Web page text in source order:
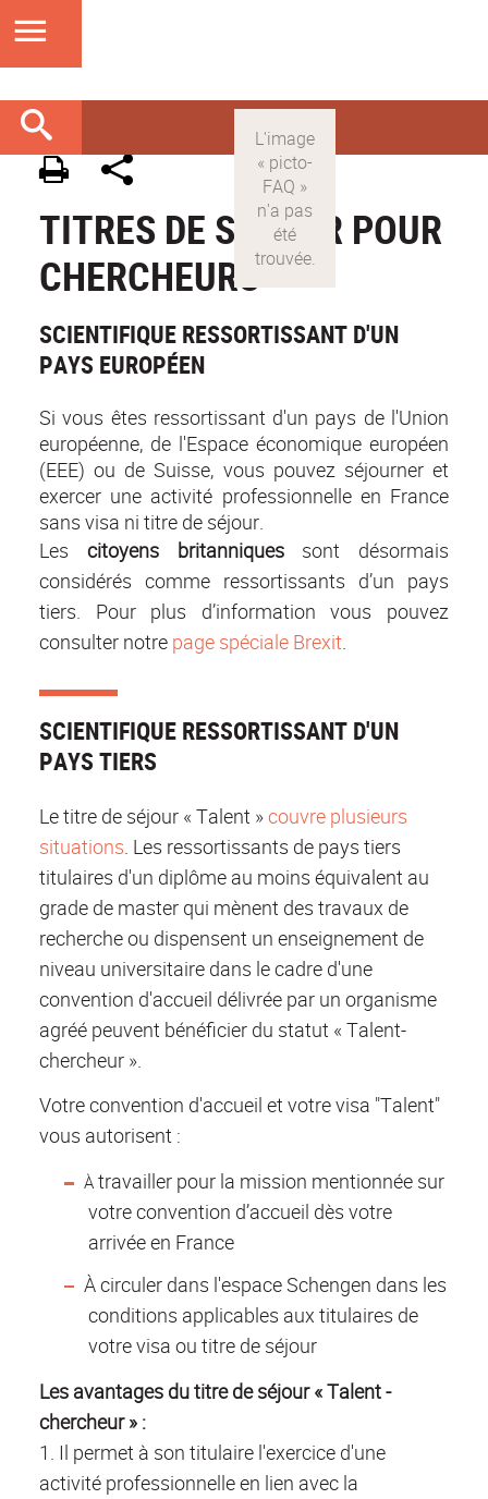
TITRES DE SÉJOUR POUR
CHERCHEURS
SCIENTIFIQUE RESSORTISSANT D'UN
PAYS EUROPÉEN
Si vous êtes ressortissant d'un pays de l'Union
européenne, de l'Espace économique européen
(EEE) ou de Suisse, vous pouvez séjourner et
exercer une activité professionnelle en France
sans visa ni titre de séjour.
Les citoyens britanniquessont désormais
considérés comme ressortissants d’un pays
tiers. Pour plus d’information vous pouvez
consulter notre page spéciale Brexit.
SCIENTIFIQUE RESSORTISSANT D'UN
PAYS TIERS
Le titre de séjour « Talent »couvre plusieurs
situations. Les ressortissants de pays tiers
titulaires d'un diplôme au moins équivalent au
grade de master qui mènent des travaux de
recherche ou dispensent un enseignement de
niveau universitaire dans le cadre d'une
convention d'accueil délivrée par un organisme
agréé peuvent bénéficier du statut « Talent-
chercheur ».
Votre convention d'accueil et votre visa "Talent"
vous autorisent :
Àtravailler pour la mission mentionnée sur
votre convention d’accueil dès votre
arrivée en France
À circuler dans l'espace Schengen dans les
conditions applicables aux titulaires de
votre visa ou titre de séjour
Les avantages du titre de séjour « Talent -
chercheur » :
1. Il permet à son titulaire l'exercice d'une
activité professionnelle en lien avec la